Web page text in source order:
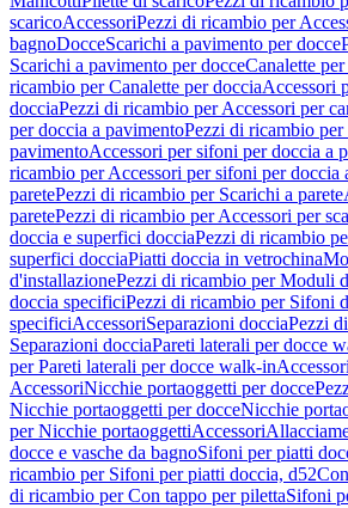
scaricoAccessoriPezzi di ricambio per
bagnoDocceScarichi a pavimento per docce
Scarichi a pavimento per docceCanalette
ricambio per Canalette per docciaAccessori
docciaPezzi di ricambio per Accessori per
per doccia a pavimentoPezzi di ricambio
pavimentoAccessori per sifoni per doccia a
ricambio per Accessori per sifoni per doccia
paretePezzi di ricambio per Scarichi a parete
paretePezzi di ricambio per Accessori per
doccia e superfici docciaPezzi di ricambio
superfici docciaPiatti doccia in vetrochina
d'installazionePezzi di ricambio per Moduli
doccia specificiPezzi di ricambio per Sifoni
specificiAccessoriSeparazioni docciaPezzi
Separazioni docciaPareti laterali per docce
per Pareti laterali per docce walk-inAccessori
AccessoriNicchie portaoggetti per docce
Nicchie portaoggetti per docceNicchie
per Nicchie portaoggettiAccessori
docce e vasche da bagnoSifoni per piatti
ricambio per Sifoni per piatti doccia, d52
di ricambio per Con tappo per pilettaSifoni